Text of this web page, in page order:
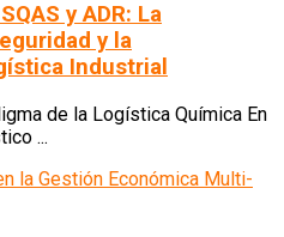
y ADR: La
y la
Industrial
de la Logística Química En
...